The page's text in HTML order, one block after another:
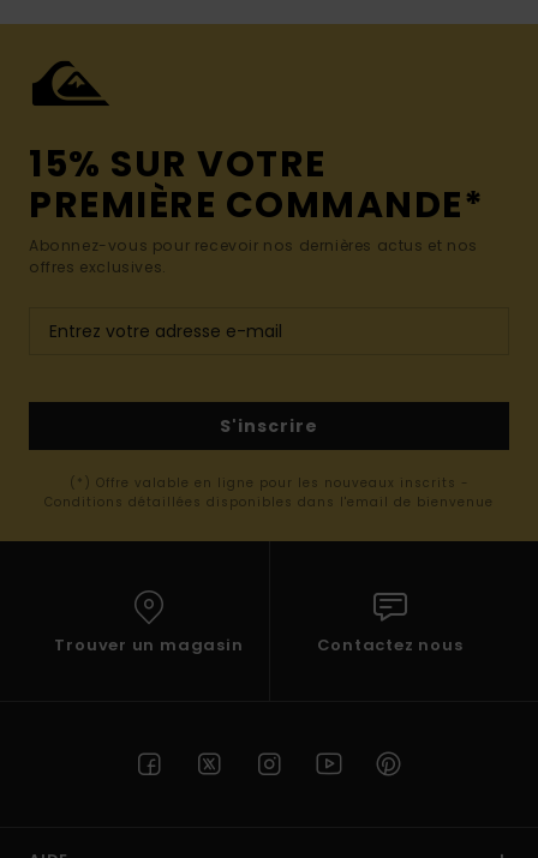
15% SUR VOTRE
PREMIÈRE COMMANDE*
Abonnez-vous pour recevoir nos dernières actus et nos
offres exclusives.
S'inscrire
(*) Offre valable en ligne pour les nouveaux inscrits -
Conditions détaillées disponibles dans l'email de bienvenue
Trouver un magasin Contactez nous